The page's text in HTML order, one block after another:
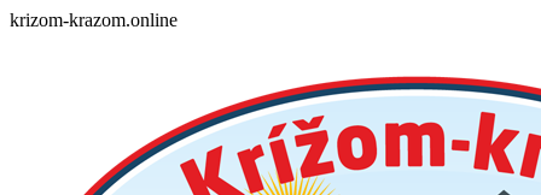
Skip
krizom-krazom.online